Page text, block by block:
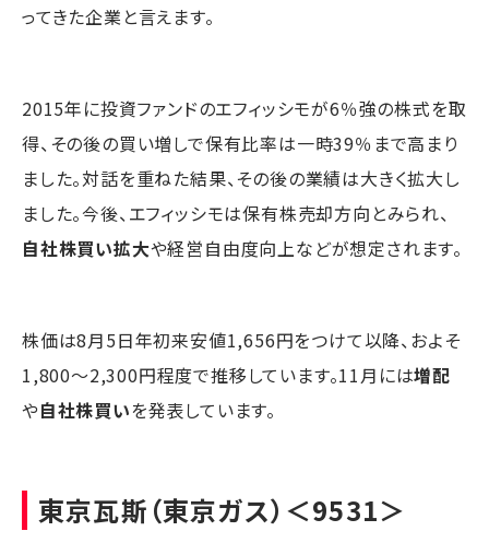
ってきた企業と言えます。
2015年に投資ファンドのエフィッシモが6％強の株式を取
得、その後の買い増しで保有比率は一時39％まで高まり
ました。対話を重ねた結果、その後の業績は大きく拡大し
ました。今後、エフィッシモは保有株売却方向とみられ、
自社株買い拡大や経営自由度向上などが想定されます。
株価は8月5日年初来安値1,656円をつけて以降、およそ
1,800～2,300円程度で推移しています。11月には増配
や自社株買いを発表しています。
東京瓦斯 （東京ガス）＜9531＞